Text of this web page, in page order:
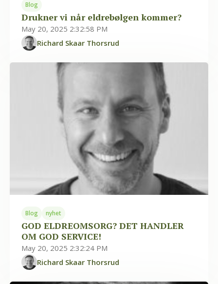
Blog
Drukner vi når eldrebølgen kommer?
May 20, 2025 2:32:58 PM
Richard Skaar Thorsrud
Blog nyhet
GOD ELDREOMSORG? DET HANDLER
OM GOD SERVICE!
May 20, 2025 2:32:24 PM
Richard Skaar Thorsrud